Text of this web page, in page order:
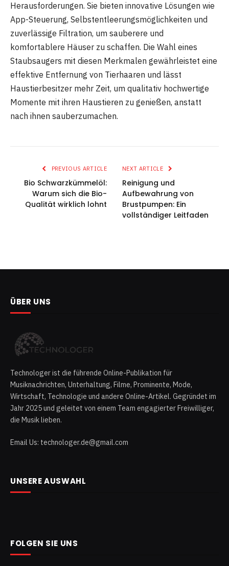
Herausforderungen. Sie bieten innovative Lösungen wie
App-Steuerung, Selbstentleerungsmöglichkeiten und
zuverlässige Filtration, um sauberere und
komfortablere Häuser zu schaffen. Die Wahl eines
Staubsaugers mit diesen Merkmalen gewährleistet eine
effektive Entfernung von Tierhaaren und lässt
Haustierbesitzer mehr Zeit, um qualitativ hochwertige
Momente mit ihren Haustieren zu genießen, anstatt
nach ihnen sauberzumachen.
PREVIOUS ARTICLE
Bio Schwarzkümmelöl:
Warum sich die Bio-
Qualität wirklich lohnt
NEXT ARTICLE
Reinigung und
Aufbewahrung von
Brustpumpen: Ein
vollständiger Leitfaden
ÜBER UNS
Technologer ist die führende Online-Publikation für
Musiknachrichten, Unterhaltung, Filme, Prominente, Mode,
Wirtschaft, Technologie und andere Online-Artikel. Gegründet im
Jahr 2025 und geleitet von einem Team engagierter Freiwilliger,
die Musik lieben.
Email Us: technologer.de@gmail.com
UNSERE AUSWAHL
FOLGEN SIE UNS